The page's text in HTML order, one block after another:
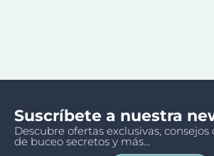
Suscríbete a nuestra
Descubre ofertas exclusivas,
de buceo secretos y más...